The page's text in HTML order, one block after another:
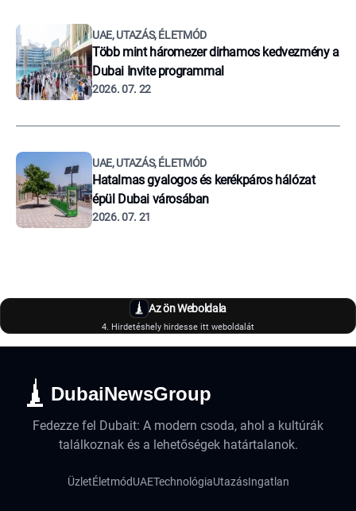
UAE, UTAZÁS, ÉLETMÓD
Több mint háromezer dirhamos kedvezmény a
Dubai Invite programmal
2026. 07. 22
UAE, UTAZÁS, ÉLETMÓD
Hatalmas gyalogos és kerékpáros hálózat
épül Dubai városában
2026. 07. 21
Az ön Weboldala
4. Hirdetéshely hirdesse itt weboldalát
DubaiNewsGroup
Fedezze fel Dubait: A modern csoda, ahol a kultúrák
találkoznak és a lehetőségek határtalanok.
ÜzletÉletmódUAETechnológiaUtazásIngatlan